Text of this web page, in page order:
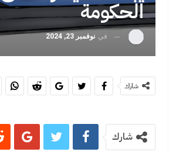
الحكومة
في نوفمبر 23, 2024
شارك
شارك